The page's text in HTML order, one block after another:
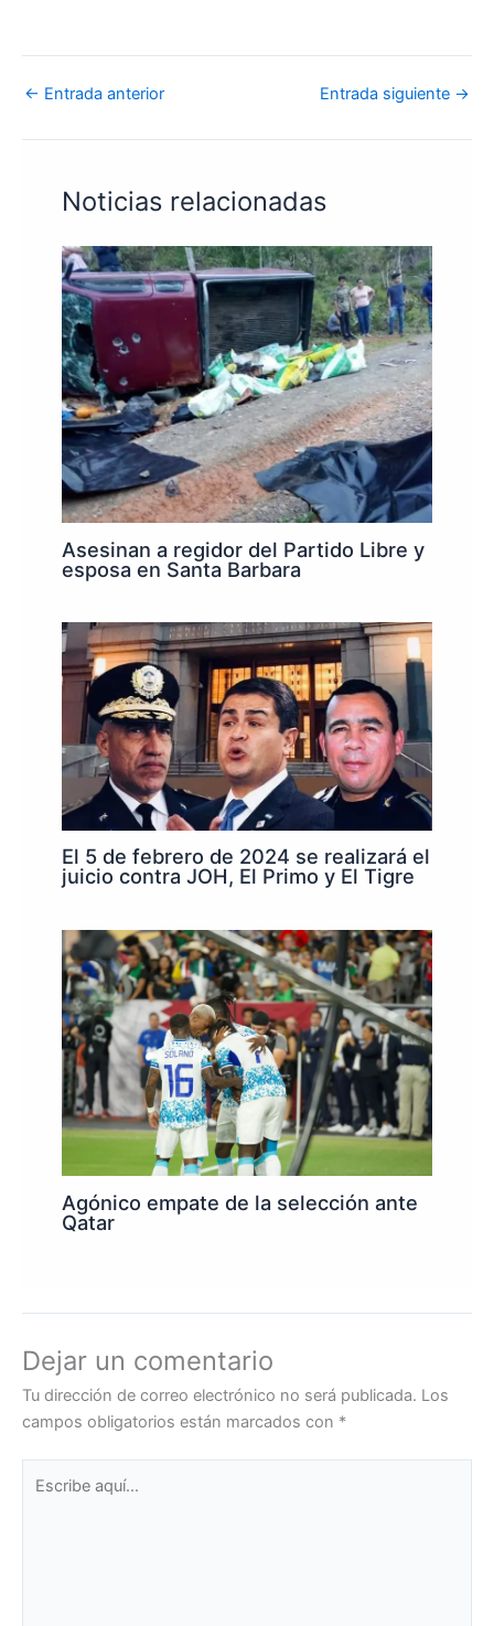
← Entrada anterior Entrada siguiente →
Noticias relacionadas
Asesinan a regidor del Partido Libre y
esposa en Santa Barbara
El 5 de febrero de 2024 se realizará el
juicio contra JOH, El Primo y El Tigre
Agónico empate de la selección ante
Qatar
Dejar un comentario
Tu dirección de correo electrónico no será publicada. Los
campos obligatorios están marcados con *
aquí...